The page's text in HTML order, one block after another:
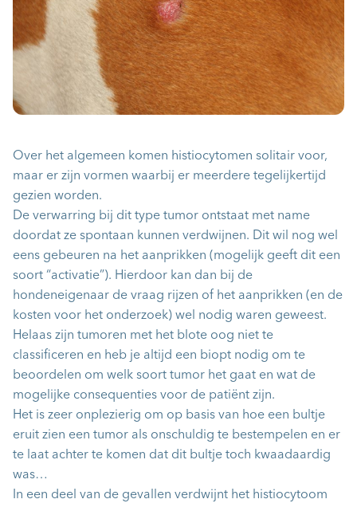
Over het algemeen komen histiocytomen solitair voor,
maar er zijn vormen waarbij er meerdere tegelijkertijd
gezien worden.
De verwarring bij dit type tumor ontstaat met name
doordat ze spontaan kunnen verdwijnen. Dit wil nog wel
eens gebeuren na het aanprikken (mogelijk geeft dit een
soort “activatie”). Hierdoor kan dan bij de
hondeneigenaar de vraag rijzen of het aanprikken (en de
kosten voor het onderzoek) wel nodig waren geweest.
Helaas zijn tumoren met het blote oog niet te
classificeren en heb je altijd een biopt nodig om te
beoordelen om welk soort tumor het gaat en wat de
mogelijke consequenties voor de patiënt zijn.
Het is zeer onplezierig om op basis van hoe een bultje
eruit zien een tumor als onschuldig te bestempelen en er
te laat achter te komen dat dit bultje toch kwaadaardig
was…
In een deel van de gevallen verdwijnt het histiocytoom